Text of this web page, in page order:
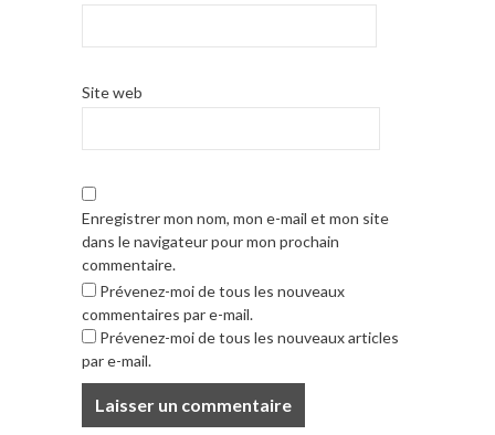
Site web
Enregistrer mon nom, mon e-mail et mon site
dans le navigateur pour mon prochain
commentaire.
Prévenez-moi de tous les nouveaux
commentaires par e-mail.
Prévenez-moi de tous les nouveaux articles
par e-mail.